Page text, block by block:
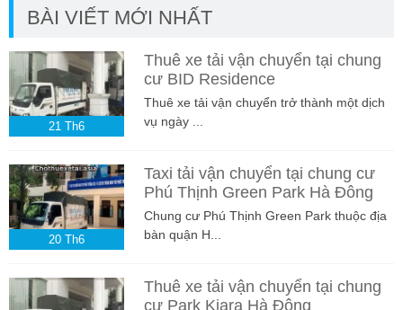
BÀI VIẾT MỚI NHẤT
21 Th6
Thuê xe tải vận chuyển tại chung
cư BID Residence
Thuê xe tải vận chuyển trở thành một dịch
vụ ngày ...
20 Th6
Taxi tải vận chuyển tại chung cư
Phú Thịnh Green Park Hà Đông
Chung cư Phú Thịnh Green Park thuộc địa
bàn quận H...
Thuê xe tải vận chuyển tại chung
cư Park Kiara Hà Đông